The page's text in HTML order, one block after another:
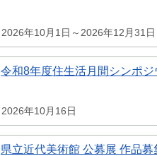
2026年10月1日～2026年12月31日
令和8年度住生活月間シンポジ
2026年10月16日
県立近代美術館 公募展 作品募